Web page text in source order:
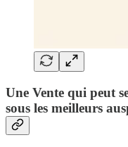
Une Vente qui peut
sous les meilleurs